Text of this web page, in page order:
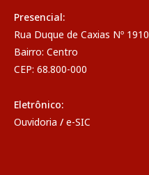
Presencial:
Rua Duque de Caxias Nº 1910
Bairro: Centro
CEP: 68.800-000
Eletrônico:
Ouvidoria / e-SIC